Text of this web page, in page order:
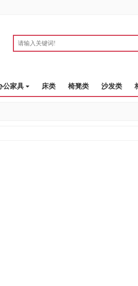
公家具 床类 椅凳类 沙发类